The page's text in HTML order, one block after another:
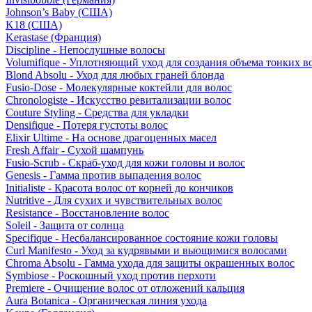
Johnson’s Baby (США)
K18 (США)
Kerastase (Франция)
Discipline - Непослушные волосы
Volumifique - Уплотняющий уход для создания объема тонких
Blond Absolu - Уход для любых граней блонда
Fusio-Dose - Молекулярные коктейли для волос
Chronologiste - Искусство ревитализации волос
Couture Styling - Средства для укладки
Densifique - Потеря густоты волос
Elixir Ultime - На основе драгоценных масел
Fresh Affair - Сухой шампунь
Fusio-Scrub - Скраб-уход для кожи головы и волос
Genesis - Гамма против выпадения волос
Initialiste - Красота волос от корней до кончиков
Nutritive - Для сухих и чувствительных волос
Resistance - Восстановление волос
Soleil - Защита от солнца
Specifique - Несбалансированное состояние кожи головы
Curl Manifesto - Уход за кудрявыми и вьющимися волосами
Chroma Absolu - Гамма ухода для защиты окрашенных волос
Symbiose - Роскошный уход против перхоти
Premiere - Очищение волос от отложений кальция
Aura Botanica - Органическая линия ухода